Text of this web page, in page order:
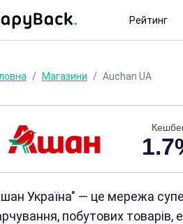
Рейтинг
Магазини Auchan UA
Україна" — це мережа
побутових товарів,